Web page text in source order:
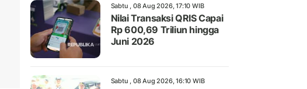
Sabtu , 08 Aug 2026, 17:10 WIB
Nilai Transaksi QRIS Capai
Rp 600,69 Triliun hingga
Juni 2026
Sabtu , 08 Aug 2026, 16:10 WIB